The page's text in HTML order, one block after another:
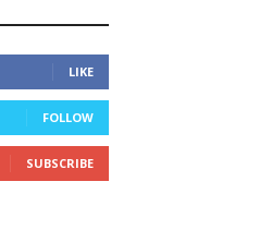
LIKE
FOLLOW
SUBSCRIBE